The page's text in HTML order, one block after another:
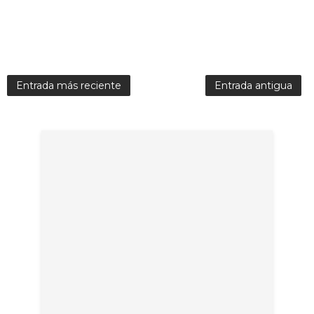
Entrada más reciente Entrada antigua